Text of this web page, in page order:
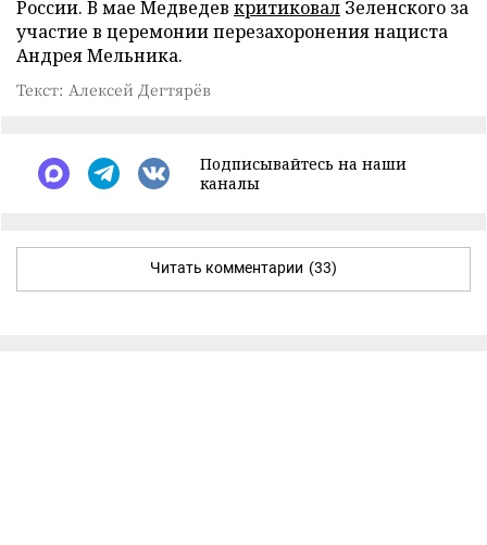
России. В мае Медведев критиковал Зеленского за
участие в церемонии перезахоронения нациста
Андрея Мельника.
Текст: Алексей Дегтярёв
Подписывайтесь на наши
каналы
Читать комментарии (33)